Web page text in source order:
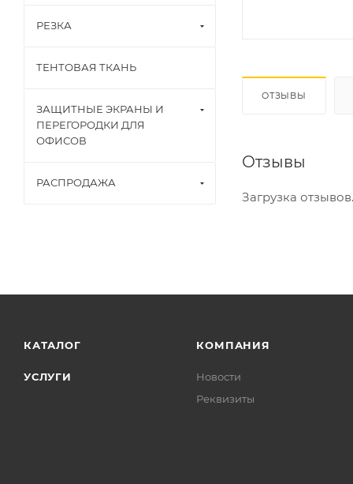
ОТЗЫВЫ
Отзывы
Загрузка
РЕЗКА
ТЕНТОВАЯ ТКАНЬ
ЗАЩИТНЫЕ ЭКРАНЫ И
ПЕРЕГОРОДКИ ДЛЯ
ОФИСОВ
РАСПРОДАЖА
КАТАЛОГ
УСЛУГИ
КОМПАНИЯ
Новости
Реквизиты